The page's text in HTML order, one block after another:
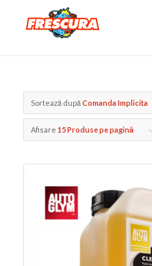
Sortează dupăComanda Implicita
Afisare 15 Produse pe pagină